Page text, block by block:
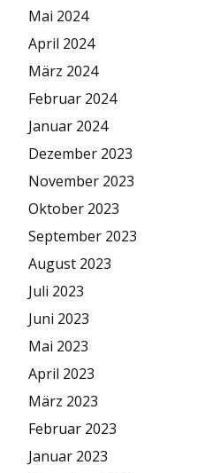
Mai 2024
April 2024
März 2024
Februar 2024
Januar 2024
Dezember 2023
November 2023
Oktober 2023
September 2023
August 2023
Juli 2023
Juni 2023
Mai 2023
April 2023
März 2023
Februar 2023
Januar 2023